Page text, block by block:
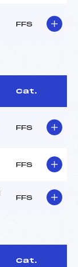
FFS
Cat.
FFS
FFS
FFS
Cat.